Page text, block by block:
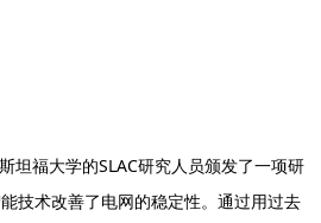
坦福大学的SLAC研究人员颁发了一项研
技术改善了电网的稳定性。通过用过去